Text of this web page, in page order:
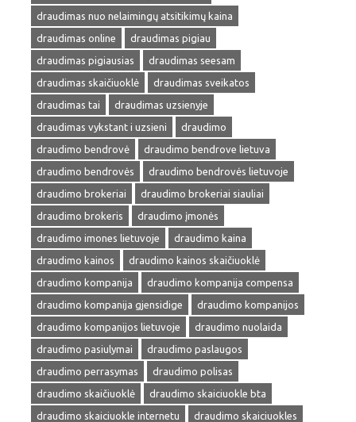
draudimas nuo nelaimingų atsitikimų kaina
draudimas online
draudimas pigiau
draudimas pigiausias
draudimas seesam
draudimas skaičiuoklė
draudimas sveikatos
draudimas tai
draudimas uzsienyje
draudimas vykstant i uzsieni
draudimo
draudimo bendrovė
draudimo bendrove lietuva
draudimo bendrovės
draudimo bendrovės lietuvoje
draudimo brokeriai
draudimo brokeriai siauliai
draudimo brokeris
draudimo įmonės
draudimo imones lietuvoje
draudimo kaina
draudimo kainos
draudimo kainos skaičiuoklė
draudimo kompanija
draudimo kompanija compensa
draudimo kompanija gjensidige
draudimo kompanijos
draudimo kompanijos lietuvoje
draudimo nuolaida
draudimo pasiulymai
draudimo paslaugos
draudimo perrasymas
draudimo polisas
draudimo skaičiuoklė
draudimo skaiciuokle bta
draudimo skaiciuokle internetu
draudimo skaiciuokles